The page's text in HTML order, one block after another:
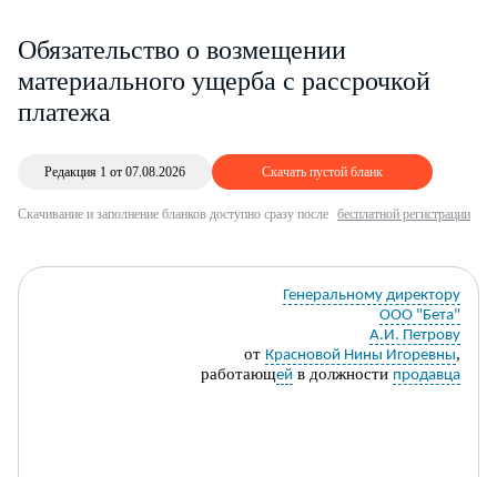
Обязательство о возмещении
материального ущерба с рассрочкой
платежа
Редакция 1 от 07.08.2026 Скачать пустой бланк
Скачивание и заполнение бланков доступно сразу после бесплатной регистрации
Генеральному директору
ООО "Бета"
А.И. Петрову
от Красновой Нины Игоревны,
работающей в должности продавца